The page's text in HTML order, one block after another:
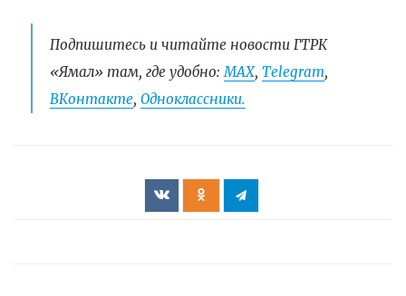
Подпишитесь и читайте новости ГТРК
«Ямал» там, где удобно:МАХ, Telegram,
ВКонтакте, Одноклассники.